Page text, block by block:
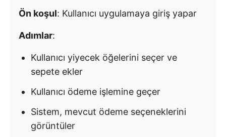
Ön koşul: Kullanıcı uygulamaya giriş yapar
Adımlar:
Kullanıcı yiyecek öğelerini seçer ve
sepete ekler
Kullanıcı ödeme işlemine geçer
Sistem, mevcut ödeme seçeneklerini
görüntüler